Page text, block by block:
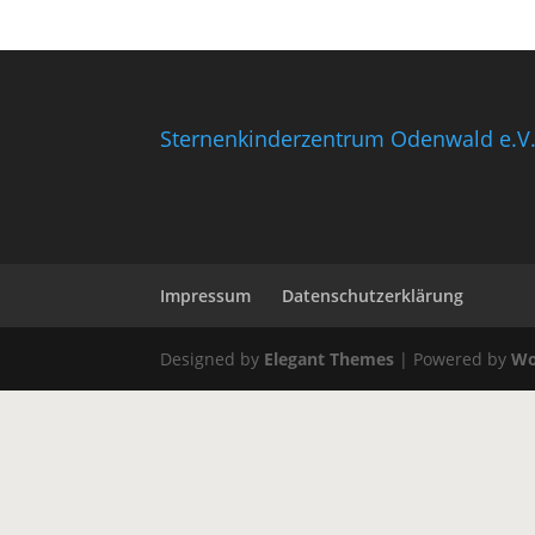
Sternenkinderzentrum Odenwald e.V.
Impressum Datenschutzerklärung
Designed by Elegant Themes | Powered by